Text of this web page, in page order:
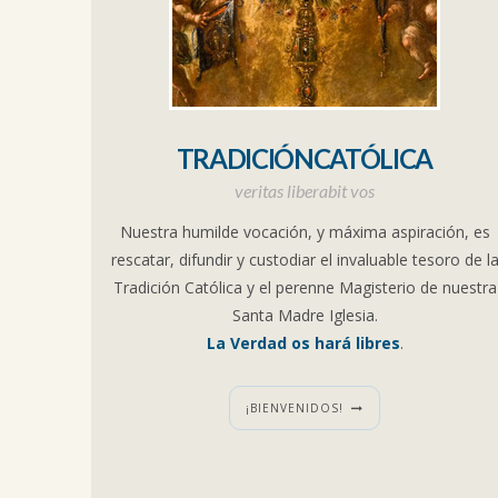
TRADICIÓNCATÓLICA
veritas liberabit vos
Nuestra humilde vocación, y máxima aspiración, es
rescatar, difundir y custodiar el invaluable tesoro de la
Tradición Católica y el perenne Magisterio de nuestra
Santa Madre Iglesia.
La Verdad os hará libres.
¡BIENVENIDOS!